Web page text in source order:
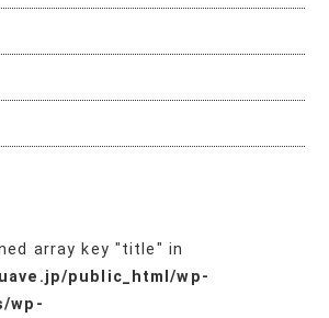
array key "title" in
public_html/wp-
wp-